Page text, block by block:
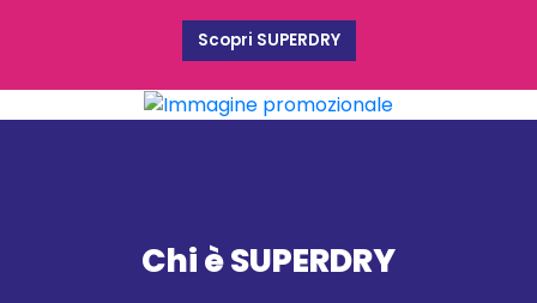
Scopri SUPERDRY
Chi è SUPERDRY